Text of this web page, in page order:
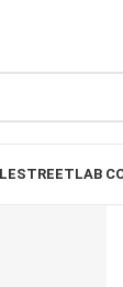
STREETLAB